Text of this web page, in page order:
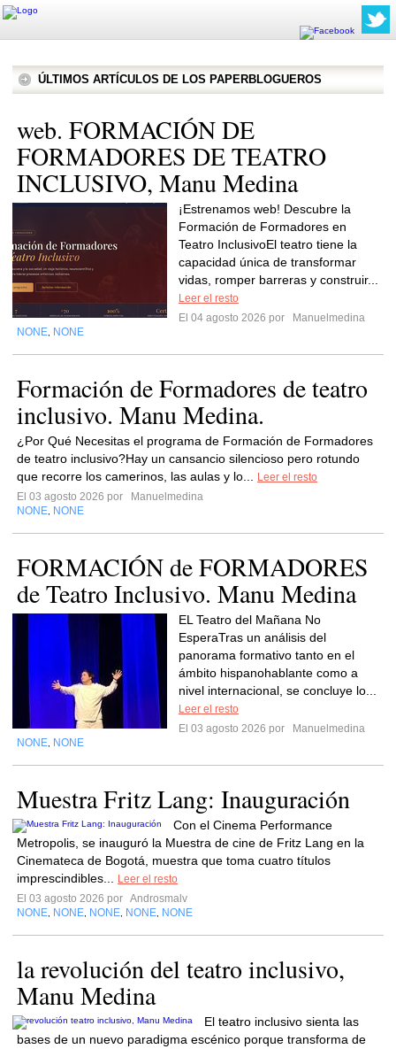
ÚLTIMOS ARTÍCULOS DE LOS PAPERBLOGUEROS
web. FORMACIÓN DE
FORMADORES DE TEATRO
INCLUSIVO, Manu Medina
¡Estrenamos web! Descubre la
Formación de Formadores en
Teatro InclusivoEl teatro tiene la
capacidad única de transformar
vidas, romper barreras y construir...
Leer el resto
El 04 agosto 2026 por
Manuelmedina
NONE NONE
Formación de Formadores de teatro
inclusivo. Manu Medina.
¿Por Qué Necesitas el programa de Formación de Formadores
de teatro inclusivo?Hay un cansancio silencioso pero rotundo
que recorre los camerinos, las aulas y lo...
Leer el resto
El 03 agosto 2026 por
Manuelmedina
NONE NONE
FORMACIÓN de FORMADORES
de Teatro Inclusivo. Manu Medina
EL Teatro del Mañana No
EsperaTras un análisis del
panorama formativo tanto en el
ámbito hispanohablante como a
nivel internacional, se concluye lo...
Leer el resto
El 03 agosto 2026 por
Manuelmedina
NONE NONE
Muestra Fritz Lang: Inauguración
Con el Cinema Performance
Metropolis, se inauguró la Muestra de cine de Fritz Lang en la
Cinemateca de Bogotá, muestra que toma cuatro títulos
imprescindibles...
Leer el resto
El 03 agosto 2026 por Androsmalv
NONE NONE NONE NONE NONE
la revolución del teatro inclusivo,
Manu Medina
El teatro inclusivo sienta las
bases de un nuevo paradigma escénico porque transforma de